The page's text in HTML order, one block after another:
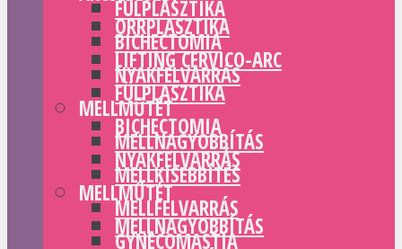
FÜLPLASZTIKA
BICHECTOMIA
NYAKFELVARRÁS
MELLMŰTÉT
MELLNAGYOBBÍTÁS
MELLKISEBBÍTÉS
MELLFELVARRÁS
GYNECOMASTIA
ORRPLASZTIKA
LIFTING CERVICO-ARC
FÜLPLASZTIKA
BICHECTOMIA
NYAKFELVARRÁS
MELLMŰTÉT
MELLNAGYOBBÍTÁS